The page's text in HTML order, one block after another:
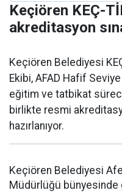
Keçiören KEÇ-
akreditasyon
Keçiören Belediyesi
Ekibi, AFAD Hafif
eğitim ve tatbikat
birlikte resmi
hazırlanıyor.
Keçiören Belediyesi
Müdürlüğü bünyesinde